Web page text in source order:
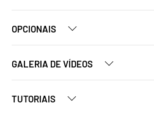
OPCIONAIS
GALERIA DE VÍDEOS
TUTORIAIS